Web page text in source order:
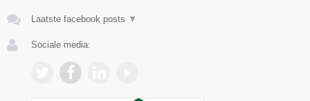
Laatste facebook posts ▼
Sociale media: